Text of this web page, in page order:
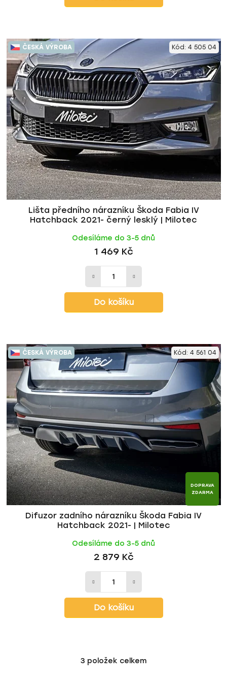
ČESKÁ VÝROBA
Lišta předního nárazníku Škoda Fabia IV
Hatchback 2021- černý lesklý | Milotec
Odesíláme do 3-5 dnů
1 469 Kč
Do košíku
Kód: 4 505 04
ČESKÁ VÝROBA
DOPRAVA
ZDARMA
Difuzor zadního nárazníku Škoda Fabia IV
Hatchback 2021- | Milotec
Odesíláme do 3-5 dnů
2 879 Kč
Do košíku
Kód: 4 561 04
O
3 položek celkem